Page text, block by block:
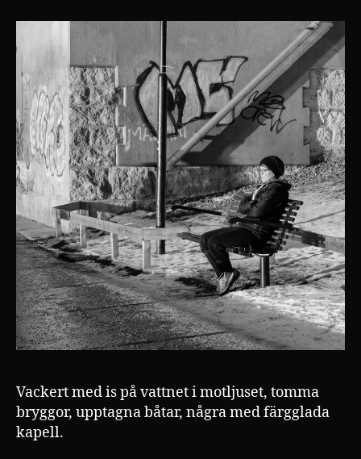
Vackert med is på vattnet i motljuset, tomma
bryggor, upptagna båtar, några med färgglada
kapell.